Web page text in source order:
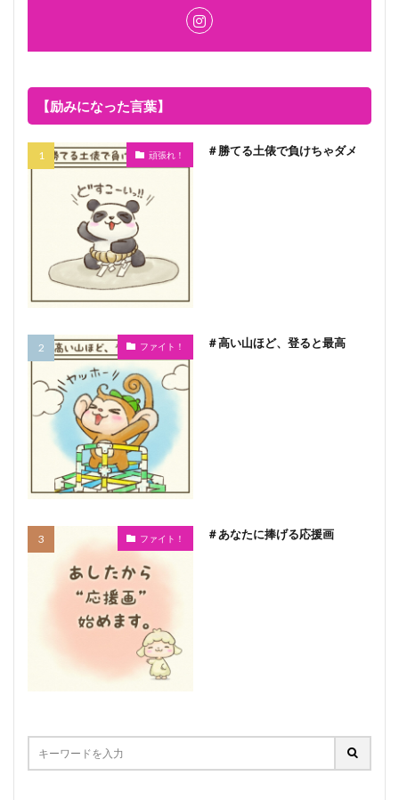
【励みになった言葉】
頑張れ！ ＃勝てる土俵で負けちゃダメ
ファイト！ ＃高い山ほど、登ると最高
ファイト！ ＃あなたに捧げる応援画